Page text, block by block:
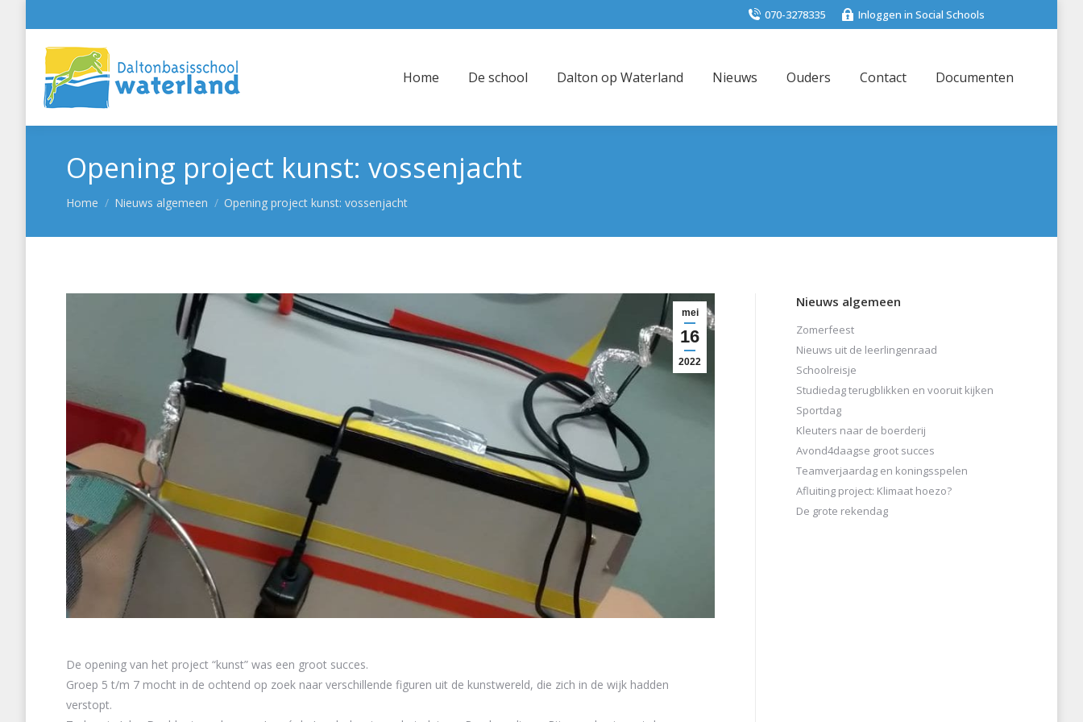
070-3278335 Inloggen in Social Schools
Home De school Dalton op Waterland Nieuws Ouders Contact Documenten
Opening project kunst: vossenjacht
Je bent hier:
Home Nieuws algemeen Opening project kunst: vossenjacht
mei
16
2022
De opening van het project “kunst” was een groot succes.
Groep 5 t/m 7 mocht in de ochtend op zoek naar verschillende figuren uit de kunstwereld, die zich in de wijk hadden
verstopt.
Nieuws algemeen
Zomerfeest
Nieuws uit de leerlingenraad
Schoolreisje
Studiedag terugblikken en vooruit kijken
Sportdag
Kleuters naar de boerderij
Avond4daagse groot succes
Teamverjaardag en koningsspelen
Afluiting project: Klimaat hoezo?
De grote rekendag